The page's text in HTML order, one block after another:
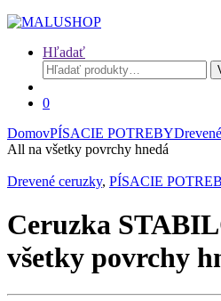
Hľadať
Hľadať:
0
DomovPÍSACIE POTREBY
All na všetky povrchy hnedá
Drevené ceruzky, PÍSACIE
Ceruzka
všetky povrchy